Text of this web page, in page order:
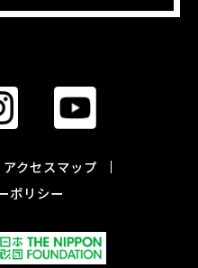
アクセスマップ
ポリシー